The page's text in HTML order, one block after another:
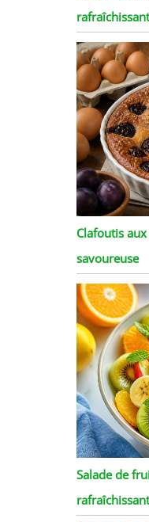
rafraîchissant
Clafoutis
savoureuse
Salade de